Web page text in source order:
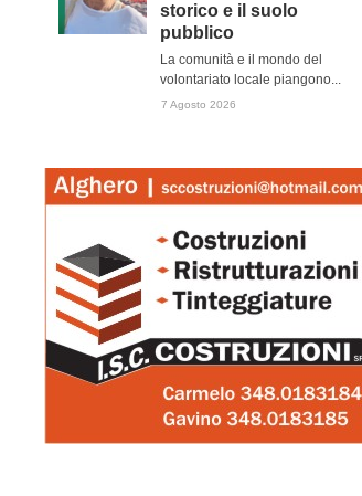
storico e il suolo
pubblico
La comunità e il mondo del
volontariato locale piangono...
7 Agosto 2026